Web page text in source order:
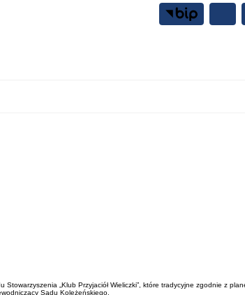
„Klub Przyjaciół Wieliczki”, które tradycyjne zgodnie z
Sądu Koleżeńskiego.